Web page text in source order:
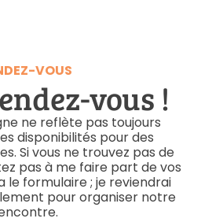
VOUS
vous !
ne reflète pas toujours
disponibilités pour des
Si vous ne trouvez pas de
pas à me faire part de vos
le formulaire ; je reviendrai
pour organiser notre